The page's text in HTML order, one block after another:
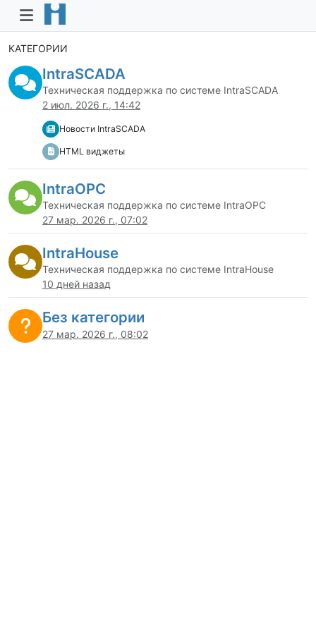
КАТЕГОРИИ
IntraSCADA
Техническая поддержка по системе IntraSCADA
2 июл. 2026 г., 14:42
Новости IntraSCADA
HTML виджеты
IntraOPC
Техническая поддержка по системе IntraOPC
27 мар. 2026 г., 07:02
IntraHouse
Техническая поддержка по системе IntraHouse
10 дней назад
Без категории
27 мар. 2026 г., 08:02